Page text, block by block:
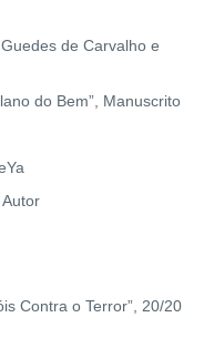
de Carvalho e
do Bem”, Manuscrito
Contra o Terror”, 20/20